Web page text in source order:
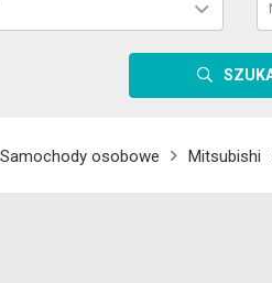
Samochody osobowe Mitsubishi